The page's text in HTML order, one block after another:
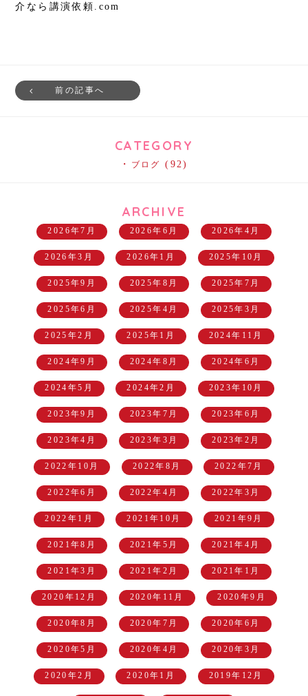
介なら講演依頼.com
前の記事へ
CATEGORY
ブログ (92)
ARCHIVE
2026年7月 2026年6月 2026年4月
2026年3月 2026年1月 2025年10月
2025年9月 2025年8月 2025年7月
2025年6月 2025年4月 2025年3月
2025年2月 2025年1月 2024年11月
2024年9月 2024年8月 2024年6月
2024年5月 2024年2月 2023年10月
2023年9月 2023年7月 2023年6月
2023年4月 2023年3月 2023年2月
2022年10月 2022年8月 2022年7月
2022年6月 2022年4月 2022年3月
2022年1月 2021年10月 2021年9月
2021年8月 2021年5月 2021年4月
2021年3月 2021年2月 2021年1月
2020年12月 2020年11月 2020年9月
2020年8月 2020年7月 2020年6月
2020年5月 2020年4月 2020年3月
2020年2月 2020年1月 2019年12月